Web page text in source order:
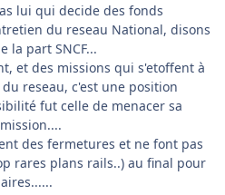
lui qui decide des fonds
du reseau National, disons
la part SNCF...
et des missions qui s'etoffent à
reseau, c'est une position
fut celle de menacer sa
des fermetures et ne font pas
rares plans rails..) au final pour